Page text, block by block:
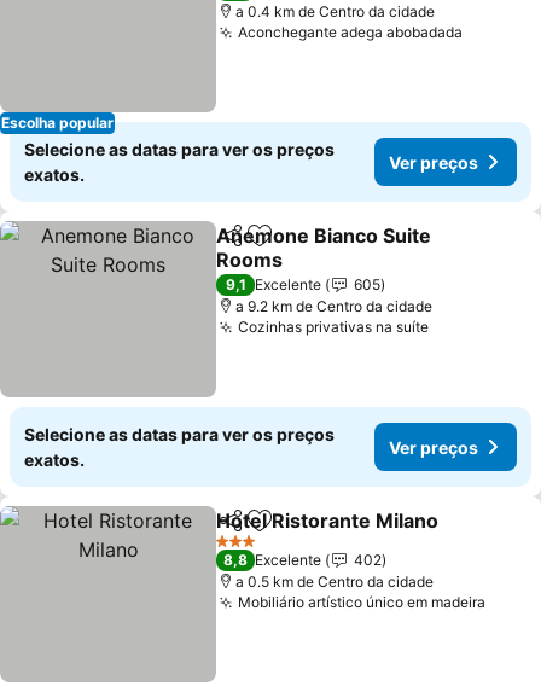
Escolha popular
a 0.4 km de Centro da cidade
Aconchegante adega abobadada
Selecione as datas para ver os preços
exatos.
Ver preços
PartilharAdicionar aos favoritos
Anemone Bianco Suite
Rooms
Ver preços
9,1 Excelente
605
a 9.2 km de Centro da cidade
Cozinhas privativas na suíteVer preços
Selecione as datas para ver os preços
exatos.
Ver preços
PartilharAdicionar aos favoritos
Hotel Ristorante Milano
3 Estrelas
8,8 Excelente
402
a 0.5 km de Centro da cidade
Mobiliário artístico único em madeira